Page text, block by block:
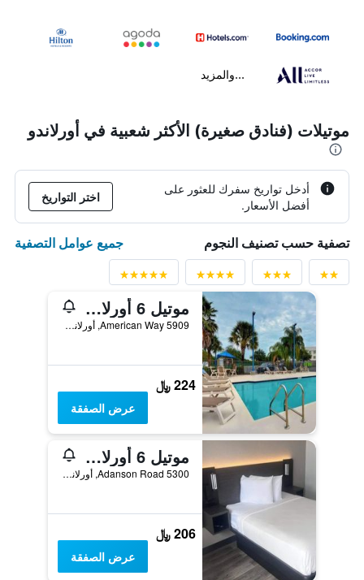
...والمزيد
موتيلات (فنادق صغيرة) الأكثر شعبية في أورلاندو
أدخل تواريخ سفرك للعثور على
أفضل الأسعار.
اختر التواريخ
تصفية حسب تصنيف النجوم جميع عوامل التصفية
موتيل 6 أورلاندو - انترناشيونال درايف
5909 American Way, أورلاندو, FL, الولايات المتحدة الأميريكية
224 ﷼
عرض الصفقة
موتيل 6 أورلاندو - وينتر بارك
5300 Adanson Road, أورلاندو, FL, الولايات المتحدة الأميريكية
206 ﷼
عرض الصفقة